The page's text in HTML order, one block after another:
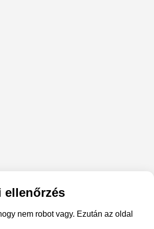
ellenőrzés
nem robot vagy. Ezután az oldal